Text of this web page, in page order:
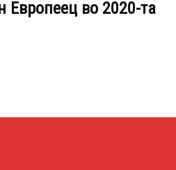
Европеец во 2020-та